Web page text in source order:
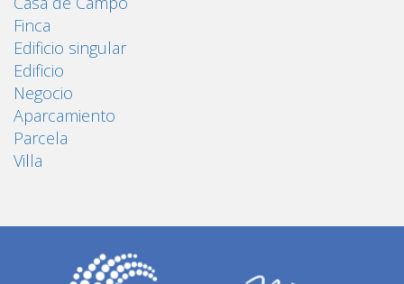
Finca
Edificio singular
Edificio
Negocio
Aparcamiento
Parcela
Villa